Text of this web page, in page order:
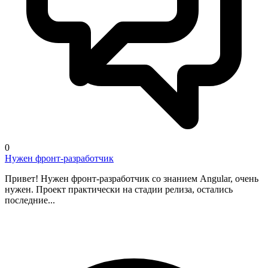
0
Нужен фронт-разработчик
Привет! Нужен фронт-разработчик со знанием Angular, очень
нужен. Проект практически на стадии релиза, остались
последние...